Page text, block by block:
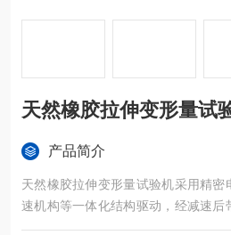
天然橡胶拉伸变形量试
产品简介
天然橡胶拉伸变形量试验机采用精密
速机构等一体化结构驱动，经减速后
加载。电气部分包括负荷测量系统